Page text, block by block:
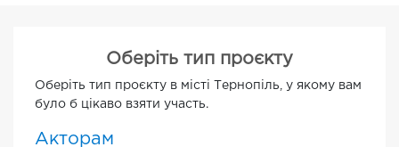
Оберіть тип проєкту
Оберіть тип проєкту в місті Тернопіль, у якому вам
було б цікаво взяти участь.
Акторам